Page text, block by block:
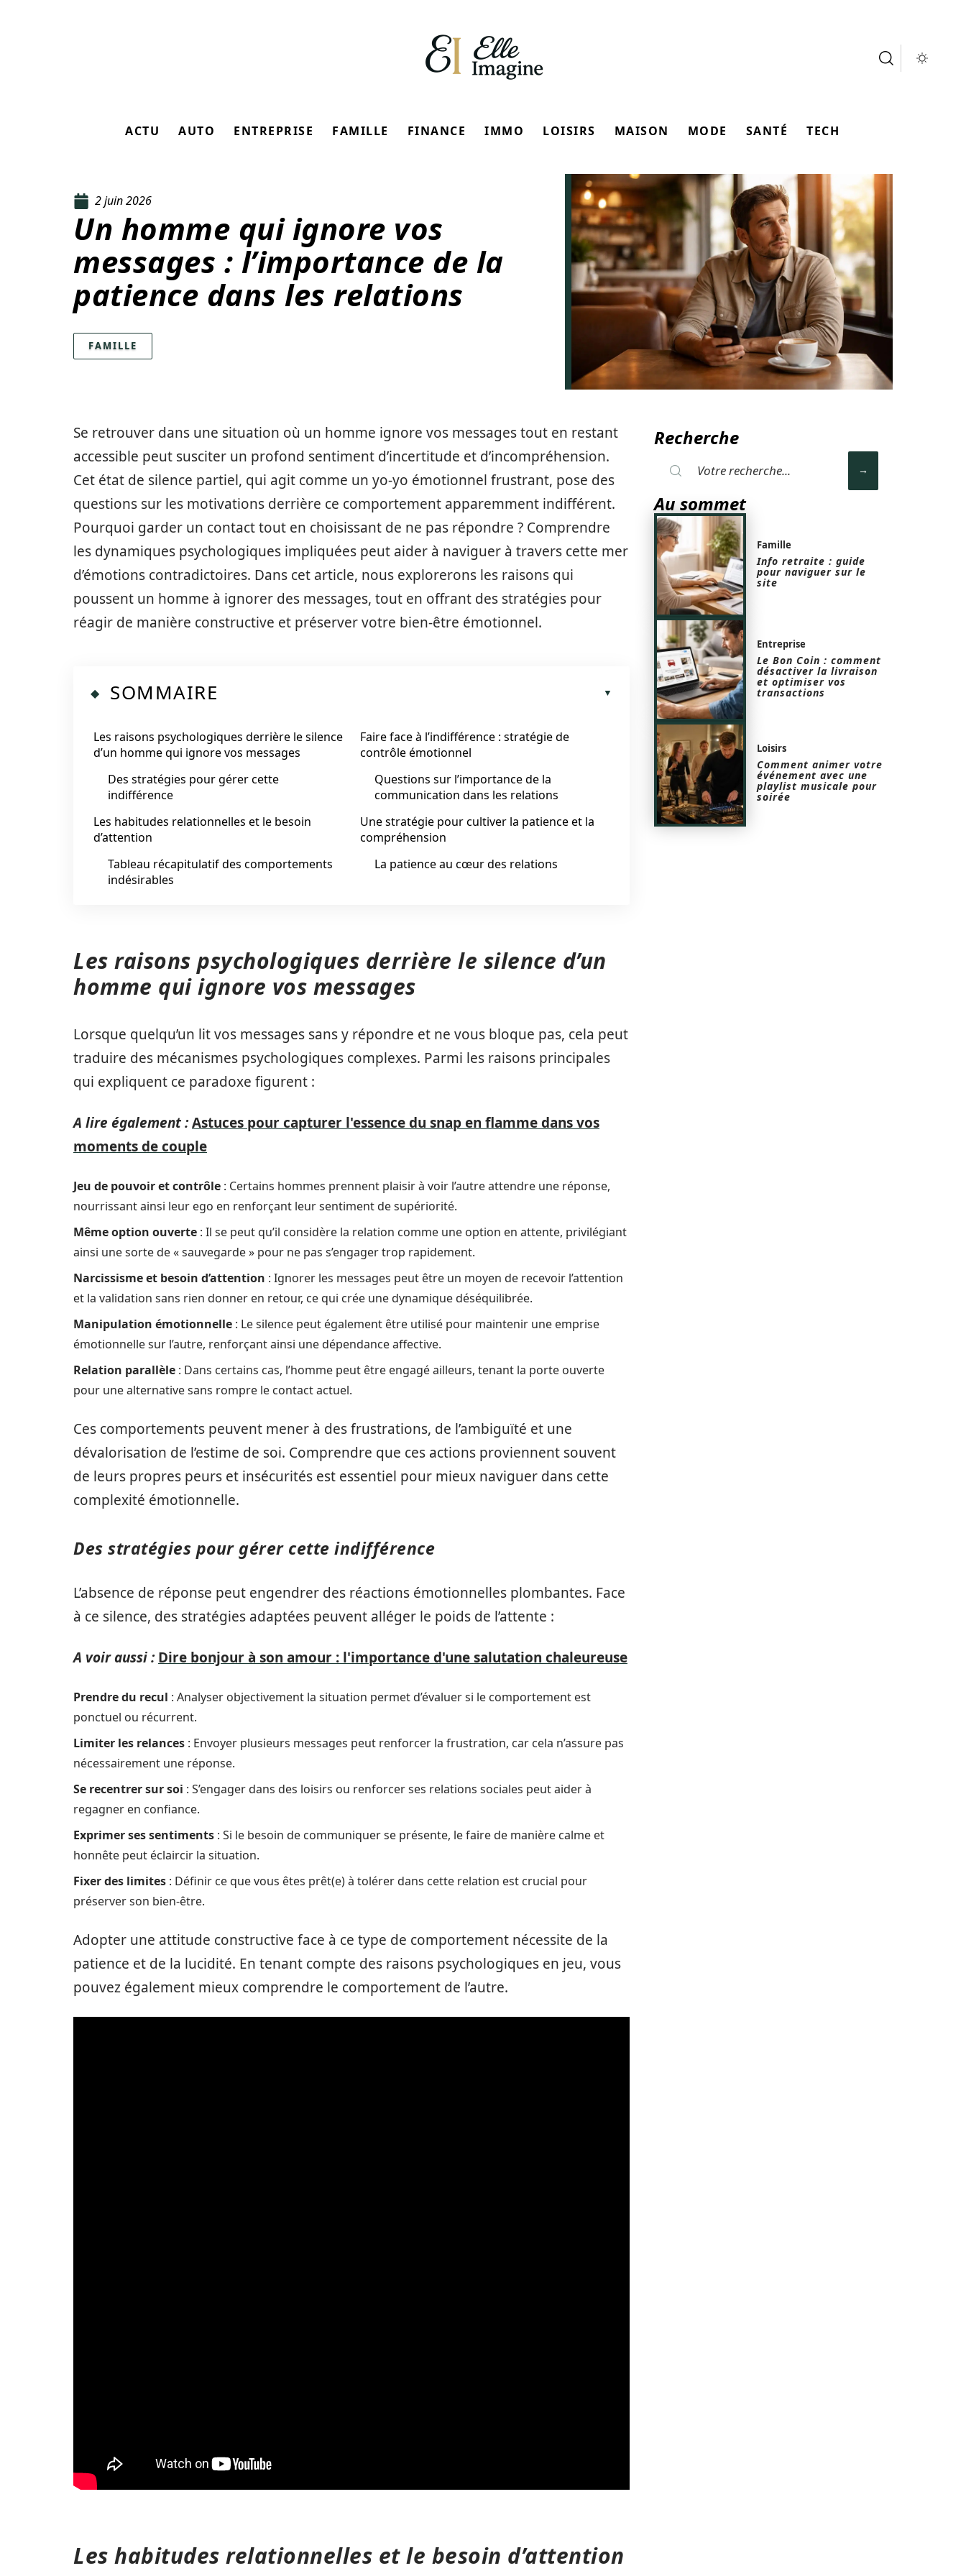
ACTU AUTO ENTREPRISE FAMILLE FINANCE IMMO LOISIRS MAISON MODE SANTÉ TECH
2 juin 2026
Un homme qui ignore vos
messages : l’importance de la
patience dans les relations
FAMILLE
Se retrouver dans une situation où un homme ignore vos messages tout en restant
accessible peut susciter un profond sentiment d’incertitude et d’incompréhension.
Cet état de silence partiel, qui agit comme un yo-yo émotionnel frustrant, pose des
questions sur les motivations derrière ce comportement apparemment indifférent.
Pourquoi garder un contact tout en choisissant de ne pas répondre ? Comprendre
les dynamiques psychologiques impliquées peut aider à naviguer à travers cette mer
d’émotions contradictoires. Dans cet article, nous explorerons les raisons qui
poussent un homme à ignorer des messages, tout en offrant des stratégies pour
réagir de manière constructive et préserver votre bien-être émotionnel.
SOMMAIRE
Les raisons psychologiques derrière le silence
d’un homme qui ignore vos messages
Des stratégies pour gérer cette
indifférence
Les habitudes relationnelles et le besoin
d’attention
Tableau récapitulatif des comportements
indésirables
Faire face à l’indifférence : stratégie de
contrôle émotionnel
Questions sur l’importance de la
communication dans les relations
Une stratégie pour cultiver la patience et la
compréhension
La patience au cœur des relations
Les raisons psychologiques derrière le silence d’un
homme qui ignore vos messages
Lorsque quelqu’un lit vos messages sans y répondre et ne vous bloque pas, cela peut
traduire des mécanismes psychologiques complexes. Parmi les raisons principales
qui expliquent ce paradoxe figurent :
A lire également :Astuces pour capturer l'essence du snap en flamme dans vos
moments de couple
Jeu de pouvoir et contrôle : Certains hommes prennent plaisir à voir l’autre attendre une réponse,
nourrissant ainsi leur ego en renforçant leur sentiment de supériorité.
Même option ouverte : Il se peut qu’il considère la relation comme une option en attente, privilégiant
ainsi une sorte de « sauvegarde » pour ne pas s’engager trop rapidement.
Narcissisme et besoin d’attention : Ignorer les messages peut être un moyen de recevoir l’attention
et la validation sans rien donner en retour, ce qui crée une dynamique déséquilibrée.
Manipulation émotionnelle : Le silence peut également être utilisé pour maintenir une emprise
émotionnelle sur l’autre, renforçant ainsi une dépendance affective.
Relation parallèle : Dans certains cas, l’homme peut être engagé ailleurs, tenant la porte ouverte
pour une alternative sans rompre le contact actuel.
Ces comportements peuvent mener à des frustrations, de l’ambiguïté et une
dévalorisation de l’estime de soi. Comprendre que ces actions proviennent souvent
de leurs propres peurs et insécurités est essentiel pour mieux naviguer dans cette
complexité émotionnelle.
Des stratégies pour gérer cette indifférence
L’absence de réponse peut engendrer des réactions émotionnelles plombantes. Face
à ce silence, des stratégies adaptées peuvent alléger le poids de l’attente :
A voir aussi : Dire bonjour à son amour : l'importance d'une salutation chaleureuse
Prendre du recul : Analyser objectivement la situation permet d’évaluer si le comportement est
ponctuel ou récurrent.
Limiter les relances : Envoyer plusieurs messages peut renforcer la frustration, car cela n’assure pas
nécessairement une réponse.
Se recentrer sur soi : S’engager dans des loisirs ou renforcer ses relations sociales peut aider à
regagner en confiance.
Exprimer ses sentiments : Si le besoin de communiquer se présente, le faire de manière calme et
honnête peut éclaircir la situation.
Fixer des limites : Définir ce que vous êtes prêt(e) à tolérer dans cette relation est crucial pour
préserver son bien-être.
Adopter une attitude constructive face à ce type de comportement nécessite de la
patience et de la lucidité. En tenant compte des raisons psychologiques en jeu, vous
pouvez également mieux comprendre le comportement de l’autre.
Les habitudes relationnelles et le besoin d’attention
Recherche
Au sommet
Famille
Info retraite : guide
pour naviguer sur le
site
Entreprise
Le Bon Coin : comment
désactiver la livraison
et optimiser vos
transactions
Loisirs
Comment animer votre
événement avec une
playlist musicale pour
soirée